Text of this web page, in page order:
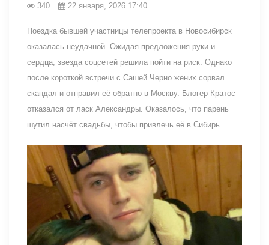
340 22 января, 2026 17:40
Поездка бывшей участницы телепроекта в Новосибирск
оказалась неудачной. Ожидая предложения руки и
сердца, звезда соцсетей решила пойти на риск. Однако
после короткой встречи с Сашей Черно жених сорвал
скандал и отправил её обратно в Москву. Блогер Кратос
отказался от ласк Александры. Оказалось, что парень
шутил насчёт свадьбы, чтобы привлечь её в Сибирь.